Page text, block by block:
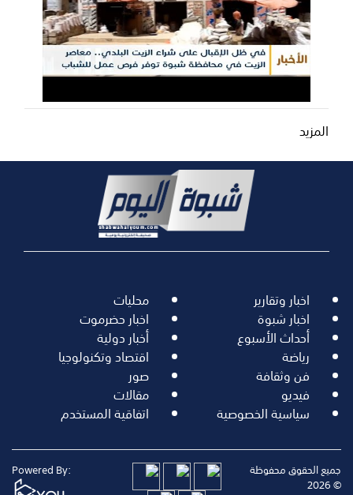
المزيد
اخبار وتقارير محليات
اخبار شبوة اخبار حضرموت
أحداث الأسبوع أخبار دولية
رياضة اقتصاد وتكنولوجيا
فن وثقافة صور
فيديو مقالات
سياسية الخصوصية اتفاقية المستخدم
جميع الحقوق محفوظة
© 2026
Powered By: